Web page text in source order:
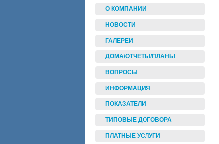
О КОМПАНИИ
НОВОСТИ
ГАЛЕРЕИ
ДОМА/ОТЧЕТЫ/ПЛАНЫ
ВОПРОСЫ
ИНФОРМАЦИЯ
ПОКАЗАТЕЛИ
ТИПОВЫЕ ДОГОВОРА
ПЛАТНЫЕ УСЛУГИ